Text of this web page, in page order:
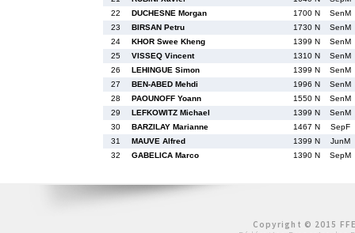
22
DUCHESNE Morgan 1700 N
SenM
23
BIRSAN Petru 1730 N
SenM
24
KHOR Swee Kheng 1399 N
SenM
25
VISSEQ Vincent 1310 N
SenM
26
LEHINGUE Simon 1399 N
SenM
27
BEN-ABED Mehdi 1996 N
SenM
28
PAOUNOFF Yoann 1550 N
SenM
29
LEFKOWITZ Michael 1399 N
SenM
30
BARZILAY Marianne 1467 N
SepF
31
MAUVE Alfred 1399 N
JunM
32
GABELICA Marco 1390 N SepM
Copyright © 2015